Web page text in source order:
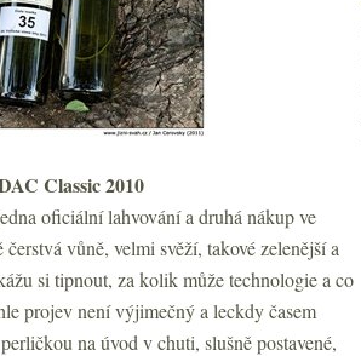
Classic 2010
oficiální lahvování a druhá nákup ve
vůně, velmi svěží, takové zelenější a
si tipnout, za kolik může technologie a co
projev není výjimečný a leckdy časem
na úvod v chuti, slušně postavené,